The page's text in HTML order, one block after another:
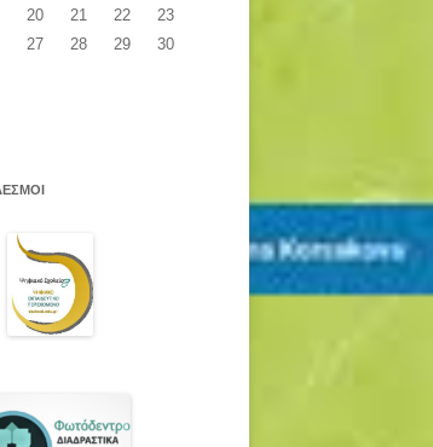
20 21 22
23
27 28 29
30